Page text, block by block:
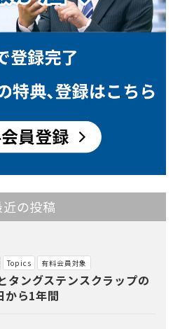
近の投稿
Topics 有料会員対象
タングステンスクラップの
ら1年間